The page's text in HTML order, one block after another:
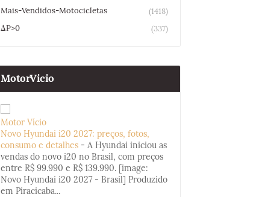
Mais-Vendidos-Motocicletas
(1418)
ΔP>0
(337)
MotorVicio
Motor Vício
Novo Hyundai i20 2027: preços, fotos,
consumo e detalhes - A Hyundai iniciou as
vendas do novo i20 no Brasil, com preços
entre R$ 99.990 e R$ 139.990. [image:
Novo Hyundai i20 2027 - Brasil] Produzido
em Piracicaba...